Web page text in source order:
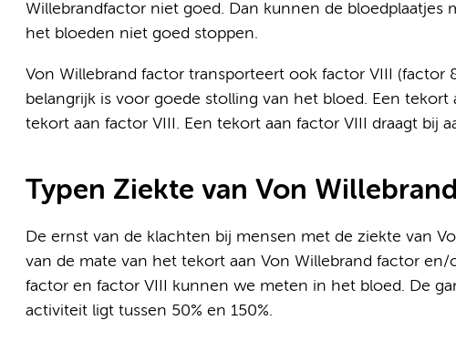
Willebrandfactor niet goed. Dan kunnen de bloedplaatjes
het bloeden niet goed stoppen.
Von Willebrand factor transporteert ook factor VIII (factor
belangrijk is voor goede stolling van het bloed. Een
tekort aan factor VIII. Een tekort aan factor VIII draagt bij
Typen Ziekte van Von Willebrand
De ernst van de klachten bij mensen met de ziekte van
van de mate van het tekort aan Von Willebrand factor
factor en factor VIII kunnen we meten in het bloed. De
activiteit ligt tussen 50% en 150%.